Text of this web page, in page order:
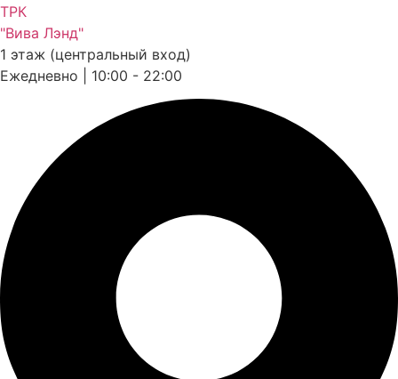
ТРК
"Вива Лэнд"
1 этаж (центральный вход)
Ежедневно | 10:00 - 22:00